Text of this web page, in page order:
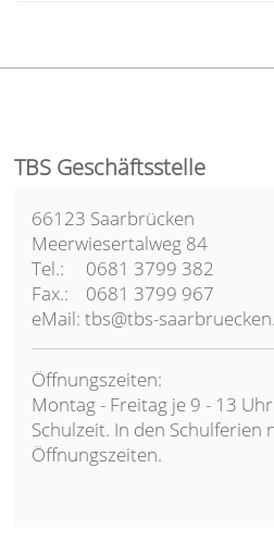
TBS Geschäftsstelle
66123 Saarbrücken
Meerwiesertalweg 84
Tel.: 0681 3799 382
Fax.: 0681 3799 967
eMail: tbs@tbs-
Öffnungszeiten:
Montag - Freitag je 9 - 13
Schulzeit. In den Schulferien
Öffnungszeiten.